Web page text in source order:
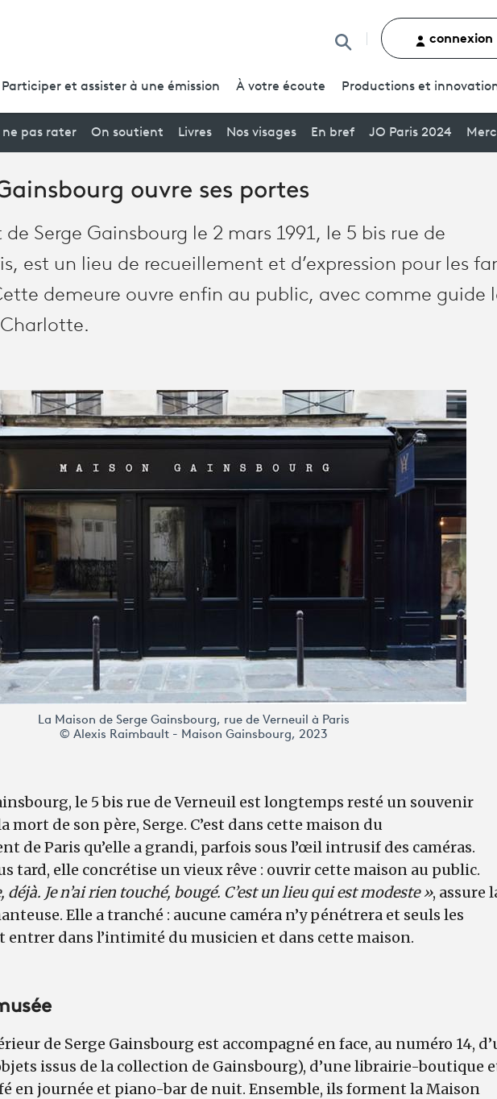
Rechercher un contenu
connexion
Participer et assister à une émission À votre écoute Productions et
ne pas rater On soutient Livres Nos visages En bref JO Paris 2024
ouvre ses portes
Serge Gainsbourg le 2 mars 1991, le 5 bis rue de
est un lieu de recueillement et d’expression pour les
demeure ouvre enfin au public, avec comme guide
La Maison de Serge Gainsbourg, rue de Verneuil à Paris
© Alexis Raimbault - Maison Gainsbourg, 2023
le 5 bis rue de Verneuil est longtemps resté un souvenir
mort de son père, Serge. C’est dans cette maison du
de Paris qu’elle a grandi, parfois sous l’œil intrusif des caméras.
tard, elle concrétise un vieux rêve : ouvrir cette maison au public.
déjà. Je n’ai rien touché, bougé. C’est un lieu qui est modeste », assure
Elle a tranché : aucune caméra n’y pénétrera et seuls les
dans l’intimité du musicien et dans cette maison.
de Serge Gainsbourg est accompagné en face, au numéro 14,
issus de la collection de Gainsbourg), d’une librairie-boutique
en journée et piano-bar de nuit. Ensemble, ils forment la Maison